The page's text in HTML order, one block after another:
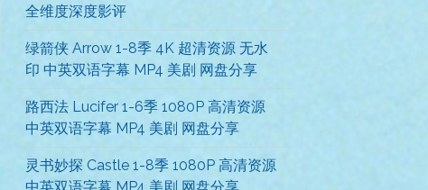
全维度深度影评
绿箭侠 Arrow 1-8季 4K 超清资源 无水
印 中英双语字幕 MP4 美剧 网盘分享
路西法 Lucifer 1-6季 1080P 高清资源
中英双语字幕 MP4 美剧 网盘分享
灵书妙探 Castle 1-8季 1080P 高清资源